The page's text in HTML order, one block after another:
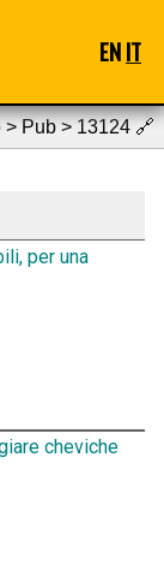
ENIT
Pub > 13124 🔗
per una
cheviche